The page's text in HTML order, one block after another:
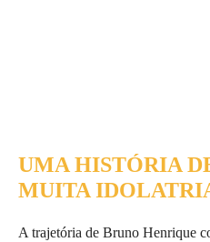
UMA HISTÓRIA
MUITA
A trajetória de Bruno Henrique